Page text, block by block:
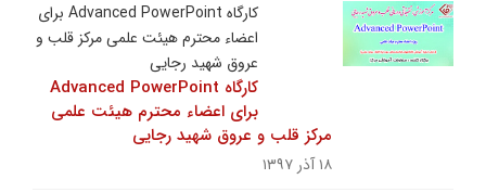
کارگاه Advanced PowerPoint برای
اعضاء محترم هیئت علمی مرکز قلب و
عروق شهید رجایی
کارگاه Advanced PowerPoint
برای اعضاء محترم هیئت علمی
مرکز قلب و عروق شهید رجایی
۱۸ آذر ۱۳۹۷